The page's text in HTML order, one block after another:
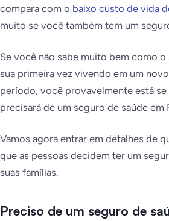
compara com o baixo custo de vida
muito se você também tem um
Se você não sabe muito bem como
sua primeira vez vivendo em um
período, você provavelmente está
precisará de um seguro de saúde em
Vamos agora entrar em detalhes de
que as pessoas decidem ter um
suas famílias.
Preciso de um seguro de